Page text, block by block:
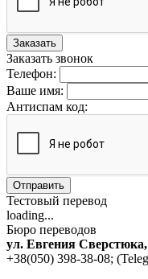
Заказать
Заказать звонок
Телефон:
Ваше имя:
Антиспам код:
Отправить
Тестовый перевод
loading...
Бюро переводов
ул. Евгения
+38(050) 398-38-08;